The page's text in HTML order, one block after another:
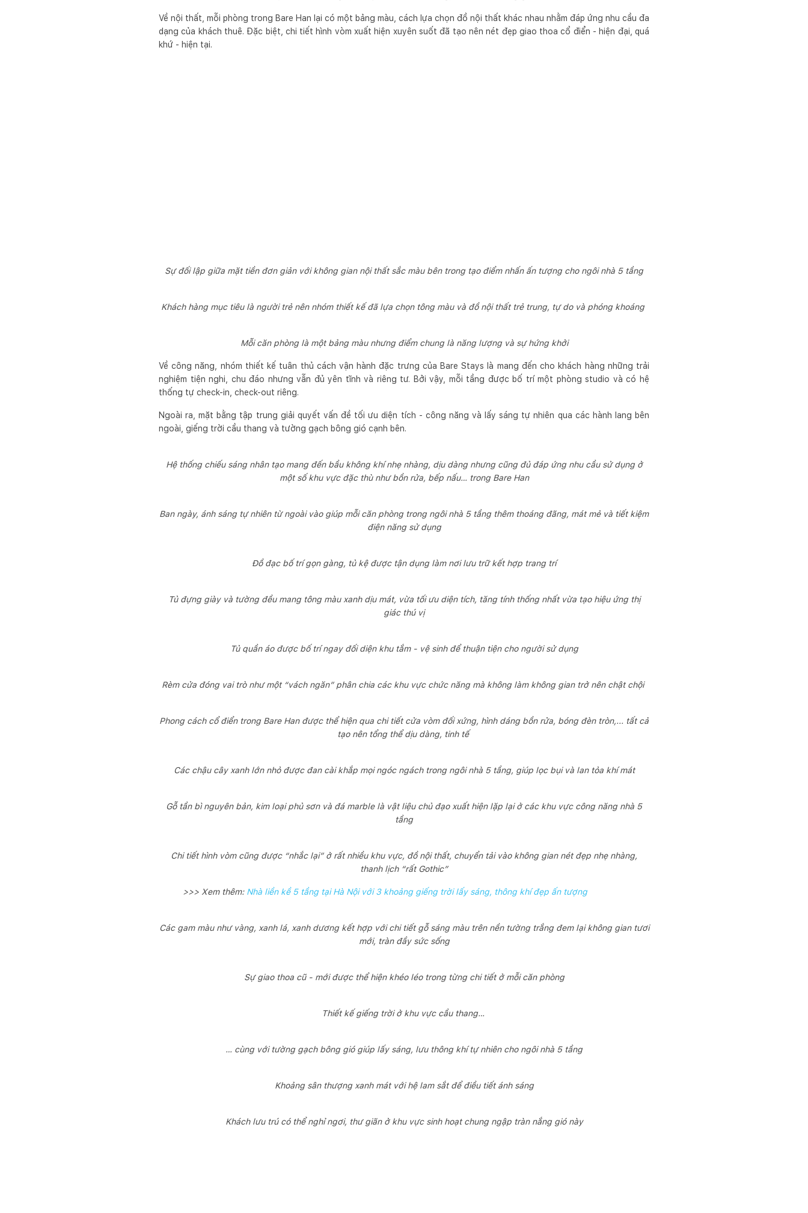
Về nội thất, mỗi phòng trong Bare Han lại có một bảng màu, cách lựa chọn đồ nội thất khác nhau nhằm đáp ứng nhu cầu đa
dạng của khách thuê. Đặc biệt, chi tiết hình vòm xuất hiện xuyên suốt đã tạo nên nét đẹp giao thoa cổ điển - hiện đại, quá
khứ - hiện tại.
Sự đối lập giữa mặt tiền đơn giản với không gian nội thất sắc màu bên trong tạo điểm nhấn ấn tượng cho ngôi nhà 5 tầng
Khách hàng mục tiêu là người trẻ nên nhóm thiết kế đã lựa chọn tông màu và đồ nội thất trẻ trung, tự do và phóng khoáng
Mỗi căn phòng là một bảng màu nhưng điểm chung là năng lượng và sự hứng khởi
Về công năng, nhóm thiết kế tuân thủ cách vận hành đặc trưng của Bare Stays là mang đến cho khách hàng những trải
nghiệm tiện nghi, chu đáo nhưng vẫn đủ yên tĩnh và riêng tư. Bởi vậy, mỗi tầng được bố trí một phòng studio và có hệ
thống tự check-in, check-out riêng.
Ngoài ra, mặt bằng tập trung giải quyết vấn đề tối ưu diện tích - công năng và lấy sáng tự nhiên qua các hành lang bên
ngoài, giếng trời cầu thang và tường gạch bông gió cạnh bên.
Hệ thống chiếu sáng nhân tạo mang đến bầu không khí nhẹ nhàng, dịu dàng nhưng cũng đủ đáp ứng nhu cầu sử dụng ở
một số khu vực đặc thù như bồn rửa, bếp nấu… trong Bare Han
Ban ngày, ánh sáng tự nhiên từ ngoài vào giúp mỗi căn phòng trong ngôi nhà 5 tầng thêm thoáng đãng, mát mẻ và tiết kiệm
điện năng sử dụng
Đồ đạc bố trí gọn gàng, tủ kệ được tận dụng làm nơi lưu trữ kết hợp trang trí
Tủ đựng giày và tường đều mang tông màu xanh dịu mát, vừa tối ưu diện tích, tăng tính thống nhất vừa tạo hiệu ứng thị
giác thú vị
Tủ quần áo được bố trí ngay đối diện khu tắm - vệ sinh để thuận tiện cho người sử dụng
Rèm cửa đóng vai trò như một “vách ngăn” phân chia các khu vực chức năng mà không làm không gian trở nên chật chội
Phong cách cổ điển trong Bare Han được thể hiện qua chi tiết cửa vòm đối xứng, hình dáng bồn rửa, bóng đèn tròn,... tất cả
tạo nên tổng thể dịu dàng, tinh tế
Các chậu cây xanh lớn nhỏ được đan cài khắp mọi ngóc ngách trong ngôi nhà 5 tầng, giúp lọc bụi và lan tỏa khí mát
Gỗ tần bì nguyên bản, kim loại phủ sơn và đá marble là vật liệu chủ đạo xuất hiện lặp lại ở các khu vực công năng nhà 5
tầng
Chi tiết hình vòm cũng được “nhắc lại” ở rất nhiều khu vực, đồ nội thất, chuyển tải vào không gian nét đẹp nhẹ nhàng,
thanh lịch “rất Gothic”
>>> Xem thêm: Nhà liền kề 5 tầng tại Hà Nội với 3 khoảng giếng trời lấy sáng, thông khí đẹp ấn tượng
Các gam màu như vàng, xanh lá, xanh dương kết hợp với chi tiết gỗ sáng màu trên nền tường trắng đem lại không gian tươi
mới, tràn đầy sức sống
Sự giao thoa cũ - mới được thể hiện khéo léo trong từng chi tiết ở mỗi căn phòng
Thiết kế giếng trời ở khu vực cầu thang…
… cùng với tường gạch bông gió giúp lấy sáng, lưu thông khí tự nhiên cho ngôi nhà 5 tầng
Khoảng sân thượng xanh mát với hệ lam sắt để điều tiết ánh sáng
Khách lưu trú có thể nghỉ ngơi, thư giãn ở khu vực sinh hoạt chung ngập tràn nắng gió này